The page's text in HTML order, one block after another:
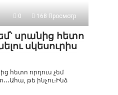
0 168 Просмотр
սրանից հետո
սկեսուրիս
հետո որդուս չեմ
թե ինչու։Ինձ